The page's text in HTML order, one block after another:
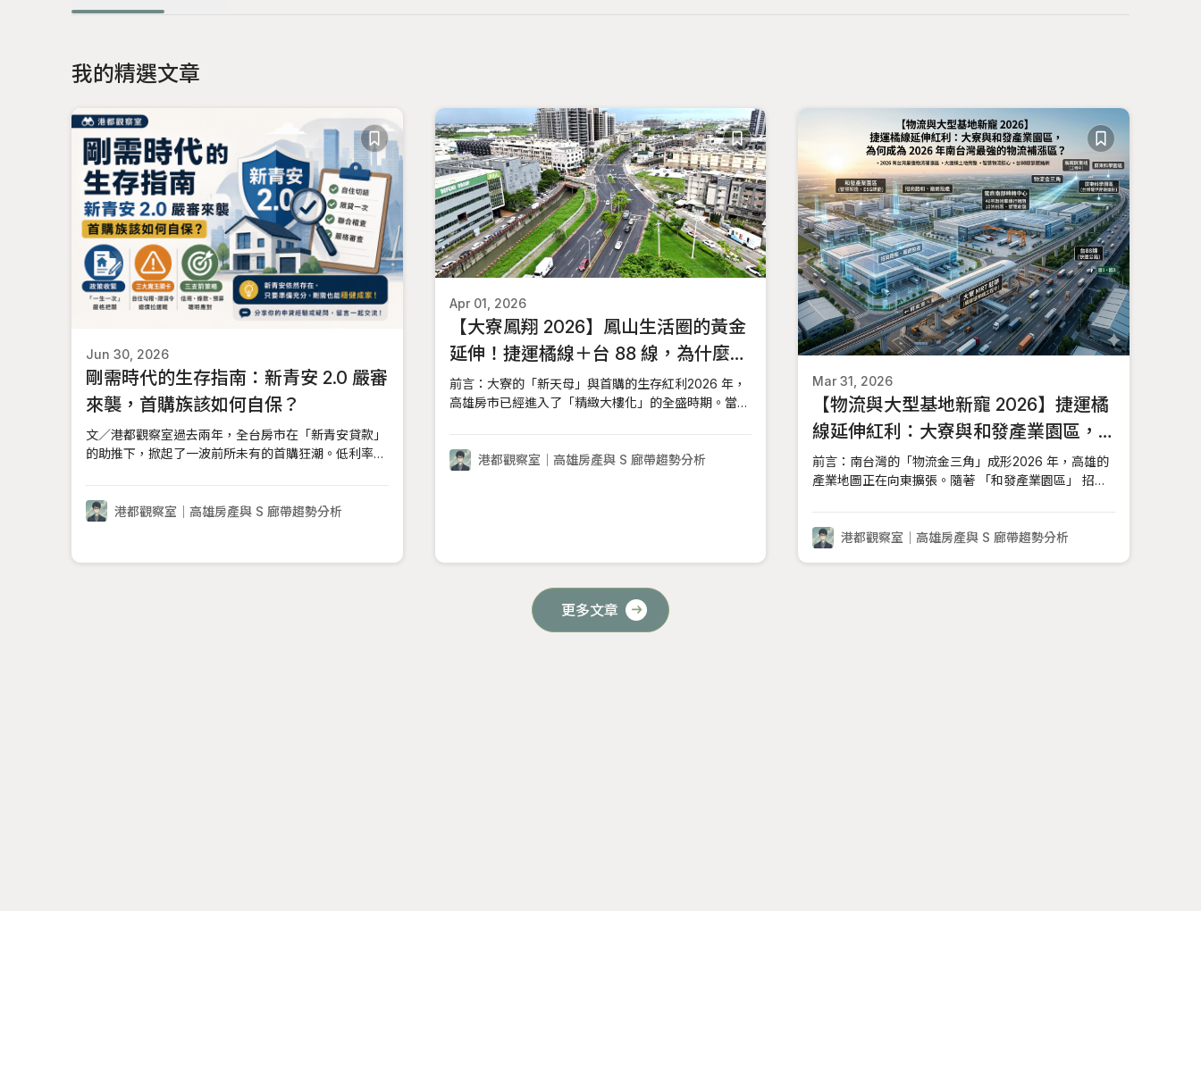
我的精選文章
Jun 30, 2026
剛需時代的生存指南：新青安 2.0 嚴審
來襲，首購族該如何自保？
文／港都觀察室過去兩年，全台房市在「新青安貸款」
的助推下，掀起了一波前所未有的首購狂潮。低利率、
乱象頻傳，央行與財政部在近年接連祭出重拳。來到
港都觀察室｜高雄房產與 S 廊帶趨勢分析
Apr 01, 2026
【大寮鳳翔 2026】鳳山生活圈的黃金
延伸！捷運橘線＋台 88 線，為什麼
2026 年首購族都往「鳳翔」跑？
前言：大寮的「新天母」與首購的生存紅利2026 年，
高雄房市已經進入了「精緻大樓化」的全盛時期。當年
「鳳翔重劃區」，正以其低密度、純住宅與強大的軌道
港都觀察室｜高雄房產與 S 廊帶趨勢分析
Mar 31, 2026
【物流與大型基地新寵 2026】捷運橘
線延伸紅利：大寮與和發產業園區，
為何成為 2026 年南台灣最強的物流補
漲區？
前言：南台灣的「物流金三角」成形2026 年，高雄的
產業地圖正在向東擴張。隨著 「和發產業園區」 招商
與 「屏東科學園區」 迎來台積電供應鏈進駐，位於高
港都觀察室｜高雄房產與 S 廊帶趨勢分析
更多文章